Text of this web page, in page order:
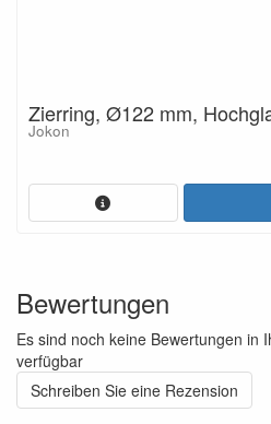
Zierring, Ø122 mm,
Jokon
Bewertungen
Es sind noch keine Bewertungen in
verfügbar
Schreiben Sie eine Rezension